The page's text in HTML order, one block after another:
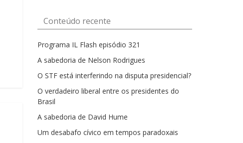
Conteúdo recente
Programa IL Flash episódio 321
A sabedoria de Nelson Rodrigues
O STF está interferindo na disputa presidencial?
O verdadeiro liberal entre os presidentes do
Brasil
A sabedoria de David Hume
Um desabafo cívico em tempos paradoxais